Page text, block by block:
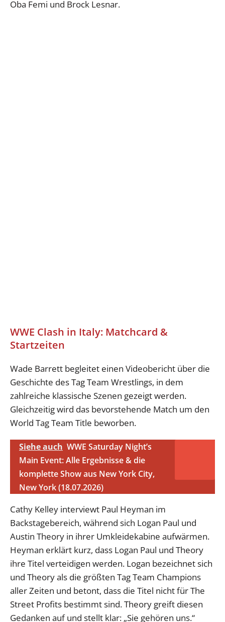
Oba Femi und Brock Lesnar.
WWE Clash in Italy: Matchcard &
Startzeiten
Wade Barrett begleitet einen Videobericht über die
Geschichte des Tag Team Wrestlings, in dem
zahlreiche klassische Szenen gezeigt werden.
Gleichzeitig wird das bevorstehende Match um den
World Tag Team Title beworben.
Siehe auch WWE Saturday Night’s
Main Event: Alle Ergebnisse & die
komplette Show aus New York City,
New York (18.07.2026)
Cathy Kelley interviewt Paul Heyman im
Backstagebereich, während sich Logan Paul und
Austin Theory in ihrer Umkleidekabine aufwärmen.
Heyman erklärt kurz, dass Logan Paul und Theory
ihre Titel verteidigen werden. Logan bezeichnet sich
und Theory als die größten Tag Team Champions
aller Zeiten und betont, dass die Titel nicht für The
Street Profits bestimmt sind. Theory greift diesen
Gedanken auf und stellt klar: „Sie gehören uns.“